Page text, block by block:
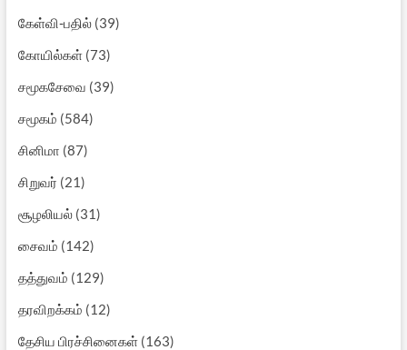
கேள்வி-பதில்(39)
கோயில்கள்(73)
சமூகசேவை (39)
சமூகம் (584)
சினிமா (87)
சிறுவர் (21)
சூழலியல்(31)
சைவம் (142)
தத்துவம் (129)
தரவிறக்கம் (12)
தேசிய பிரச்சினைகள்(163)